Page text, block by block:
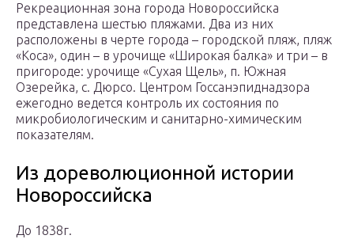
Рекреационная зона города Новороссийска
представлена шестью пляжами. Два из них
расположены в черте города – городской пляж, пляж
«Коса», один – в урочище «Широкая балка» и три – в
пригороде: урочище «Сухая Щель», п. Южная
Озерейка, с. Дюрсо. Центром Госсанэпиднадзора
ежегодно ведется контроль их состояния по
микробиологическим и санитарно-химическим
показателям.
Из дореволюционной истории
Новороссийска
До 1838г.